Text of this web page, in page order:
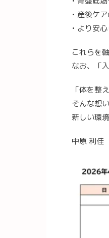
• 産後ケ
• より安
これらを
なお、「
「体を整
そんな想
新しい環
中原 利佳